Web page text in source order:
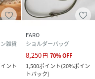
代表的に体現したシリ
曲線を落とし込んだデ
できる落ち着きがあり
同じ色ではなく、異な
雑貨
ント
FARO
ショルダーバッグ
8,250円 70%OFF
1,500ポイント(20%ポイン
トバック)